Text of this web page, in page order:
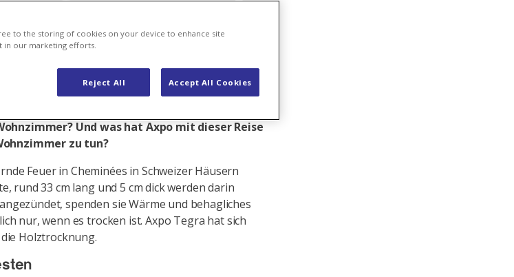
Cheminée
der Couch, einen Roman verschlingen – solche
Und was hat Axpo mit dieser Reise
zu tun?
Feuer in Cheminées in Schweizer Häusern
rund 33 cm lang und 5 cm dick werden darin
spenden sie Wärme und behagliches
nur, wenn es trocken ist. Axpo Tegra hat sich
Holztrocknung.
to the storing of cookies on your device to enhance site
in our marketing efforts.
Reject All Accept All Cookies